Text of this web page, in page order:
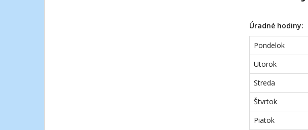
Úradné hodiny:
Pondelok
Utorok
Streda
Štvrtok
Piatok